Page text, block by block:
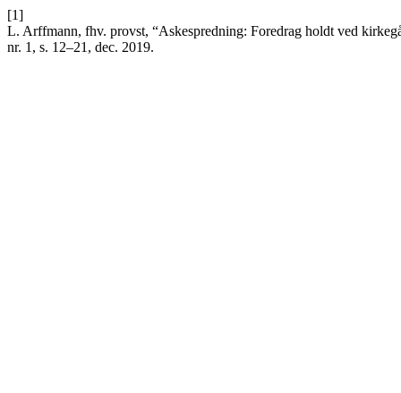
[1]
L. Arffmann, fhv. provst, “Askespredning: Foredrag holdt ved
nr. 1, s. 12–21, dec. 2019.